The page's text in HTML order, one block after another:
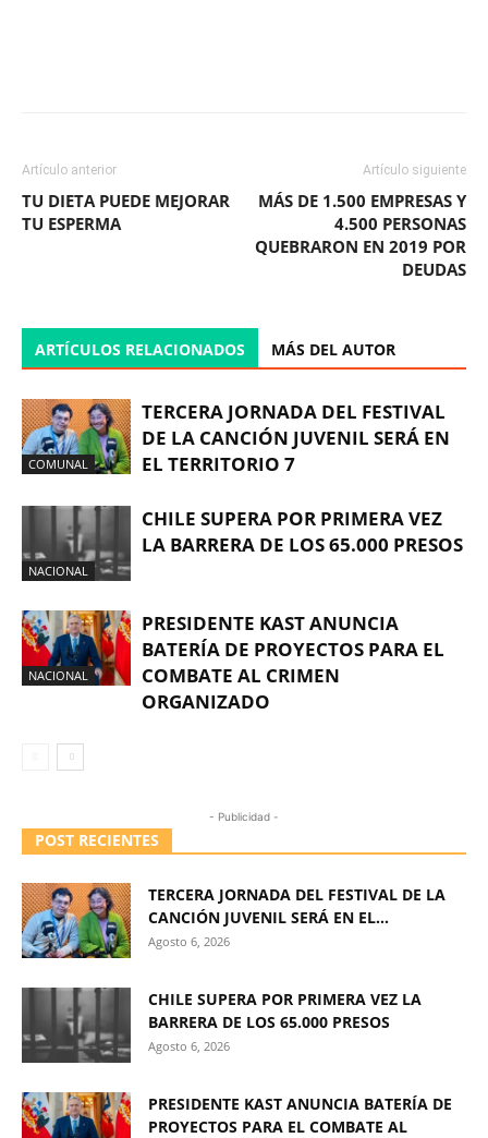
Artículo anterior
TU DIETA PUEDE MEJORAR
TU ESPERMA
Artículo siguiente
MÁS DE 1.500 EMPRESAS Y
4.500 PERSONAS
QUEBRARON EN 2019 POR
DEUDAS
ARTÍCULOS RELACIONADOS MÁS DEL AUTOR
COMUNAL
TERCERA JORNADA DEL FESTIVAL
DE LA CANCIÓN JUVENIL SERÁ EN
EL TERRITORIO 7
NACIONAL
CHILE SUPERA POR PRIMERA VEZ
LA BARRERA DE LOS 65.000 PRESOS
NACIONAL
PRESIDENTE KAST ANUNCIA
BATERÍA DE PROYECTOS PARA EL
COMBATE AL CRIMEN
ORGANIZADO
- Publicidad -
POST RECIENTES
TERCERA JORNADA DEL FESTIVAL DE LA
CANCIÓN JUVENIL SERÁ EN EL...
Agosto 6, 2026
CHILE SUPERA POR PRIMERA VEZ LA
BARRERA DE LOS 65.000 PRESOS
Agosto 6, 2026
PRESIDENTE KAST ANUNCIA BATERÍA DE
PROYECTOS PARA EL COMBATE AL